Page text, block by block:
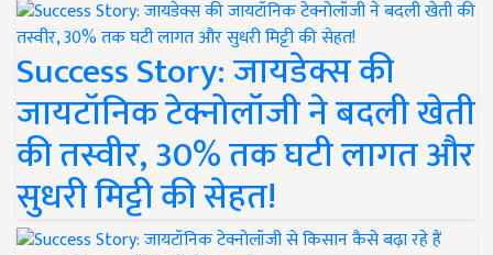
Success Story: जायडेक्स की
जायटॉनिक टेक्नोलॉजी ने बदली खेती
की तस्वीर, 30% तक घटी लागत और
सुधरी मिट्टी की सेहत!